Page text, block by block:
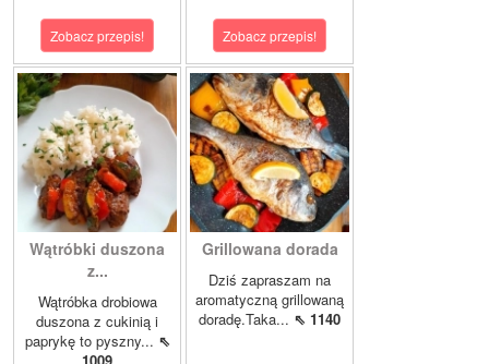
Zobacz przepis! Zobacz przepis!
Wątróbki duszona
z...
Wątróbka drobiowa
duszona z cukinią i
paprykę to pyszny... ⇖
Grillowana dorada
Dziś zapraszam na
aromatyczną grillowaną
doradę.Taka... ⇖ 1140